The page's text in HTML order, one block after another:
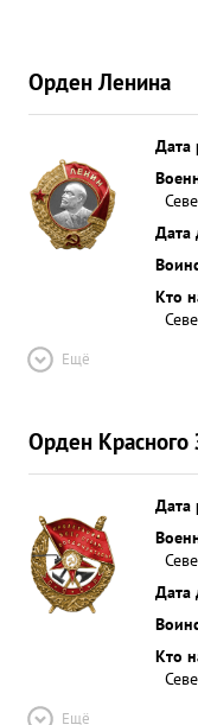
Орден Ленина
Дата
Дата
Кто
Ещё
Орден Красного
Дата
Дата
Кто
Ещё